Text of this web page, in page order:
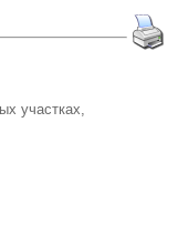
участках,